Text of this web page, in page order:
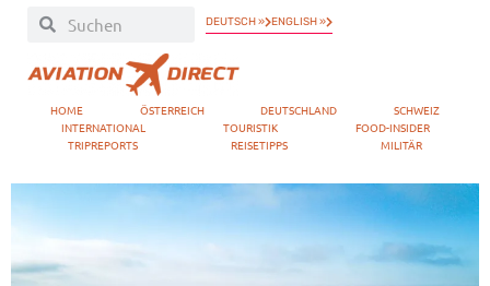
DEUTSCH » ENGLISH »
HOME ÖSTERREICH DEUTSCHLAND
SCHWEIZ
INTERNATIONAL
TOURISTIK
FOOD-INSIDER
TRIPREPORTS
REISETIPPS MILITÄR